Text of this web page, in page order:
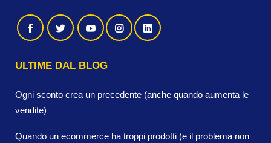
ULTIME DAL BLOG
Ogni sconto crea un precedente (anche quando aumenta le
vendite)
Quando un ecommerce ha troppi prodotti (e il problema non